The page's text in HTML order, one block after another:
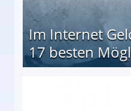
Im Internet
17 besten